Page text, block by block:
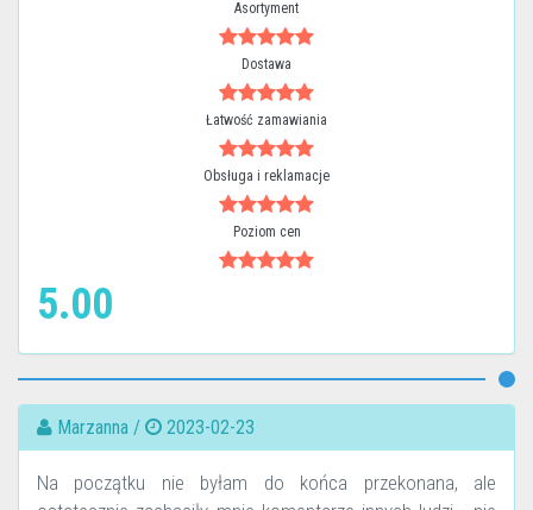
Asortyment
Dostawa
Łatwość zamawiania
Obsługa i reklamacje
Poziom cen
5.00
Marzanna / 2023-02-23
Na początku nie byłam do końca przekonana, ale